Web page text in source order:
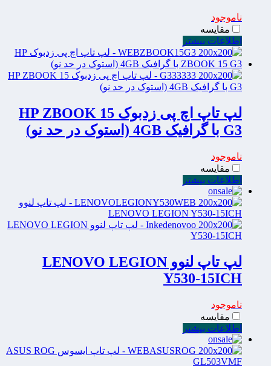
ناموجود
مقایسه
اطلاعات بیشتر
لپ تاپ اچ پی زدبوک HP ZBOOK 15
G3 با گرافیک 4GB (استوک در حد نو)
ناموجود
مقایسه
اطلاعات بیشتر
لپ تاپ لنوو LENOVO LEGION
Y530-15ICH
ناموجود
مقایسه
اطلاعات بیشتر